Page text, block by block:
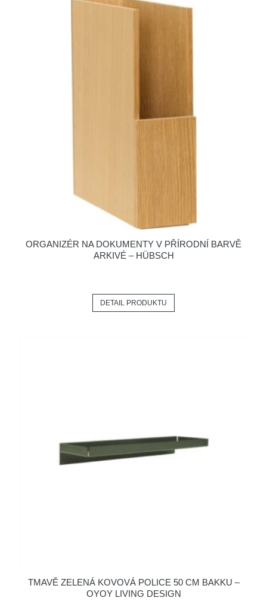
ORGANIZÉR NA DOKUMENTY V PŘÍRODNÍ BARVĚ
ARKIVÉ – HÜBSCH
DETAIL PRODUKTU
TMAVĚ ZELENÁ KOVOVÁ POLICE 50 CM BAKKU –
OYOY LIVING DESIGN